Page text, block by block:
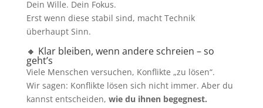
Dein Wille. Dein Fokus.
Erst wenn diese stabil sind, macht Technik
überhaupt Sinn.
🔸 Klar bleiben, wenn andere schreien – so
geht’s
Viele Menschen versuchen, Konflikte „zu lösen“.
Wir sagen: Konflikte lösen sich nicht immer. Aber du
kannst entscheiden, wie du ihnen begegnest.